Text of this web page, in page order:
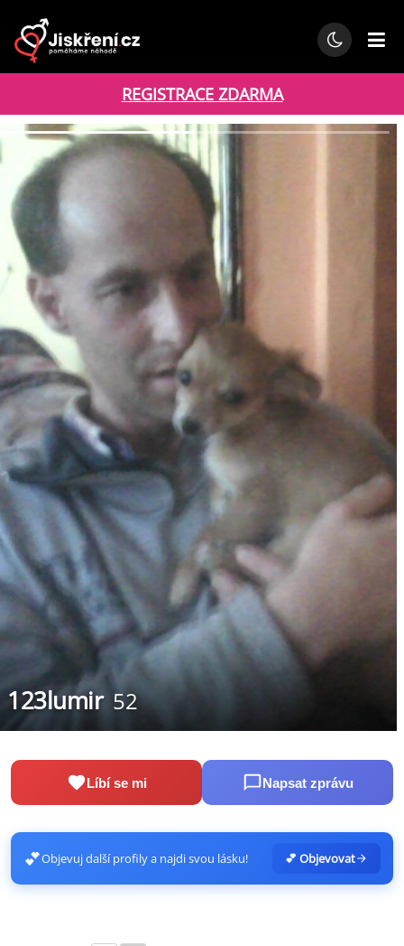
REGISTRACE ZDARMA
123lumir 52
Líbí se mi Napsat zprávu
💕Objevuj další profily a najdi svou lásku! 💕 Objevovat